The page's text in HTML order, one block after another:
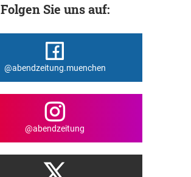
Folgen Sie uns auf:
@abendzeitung.muenchen
@abendzeitung